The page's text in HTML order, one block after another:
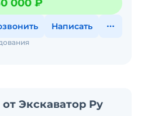
000 ₽
Написать
Экскаватор Ру